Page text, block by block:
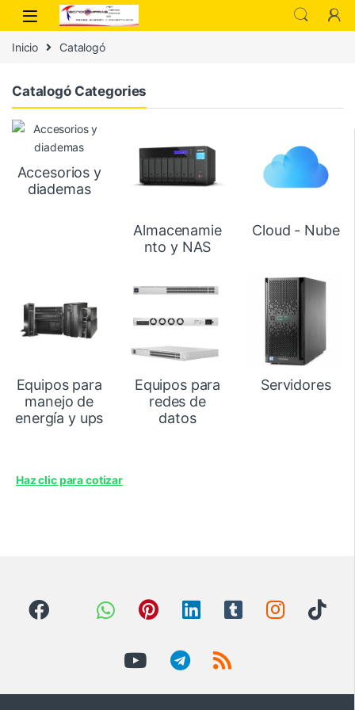
Inicio Catalogó
Catalogó Categories
Accesorios y
diademas
Almacenamie
nto y NAS
Cloud - Nube
Equipos para
manejo de
energía y ups
Equipos para
redes de
datos
Servidores
Haz clic para cotizar